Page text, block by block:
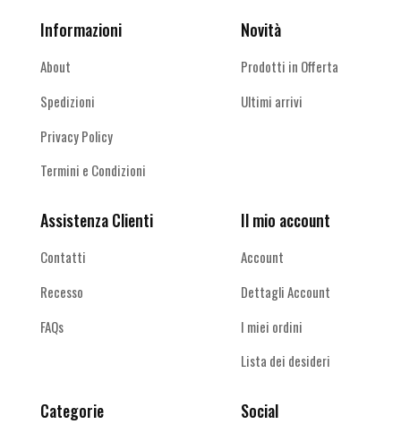
Informazioni
About
Spedizioni
Privacy Policy
Termini e Condizioni
Novità
Prodotti in Offerta
Ultimi arrivi
Assistenza Clienti
Contatti
Recesso
FAQs
Il mio account
Account
Dettagli Account
I miei ordini
Lista dei desideri
Categorie Social